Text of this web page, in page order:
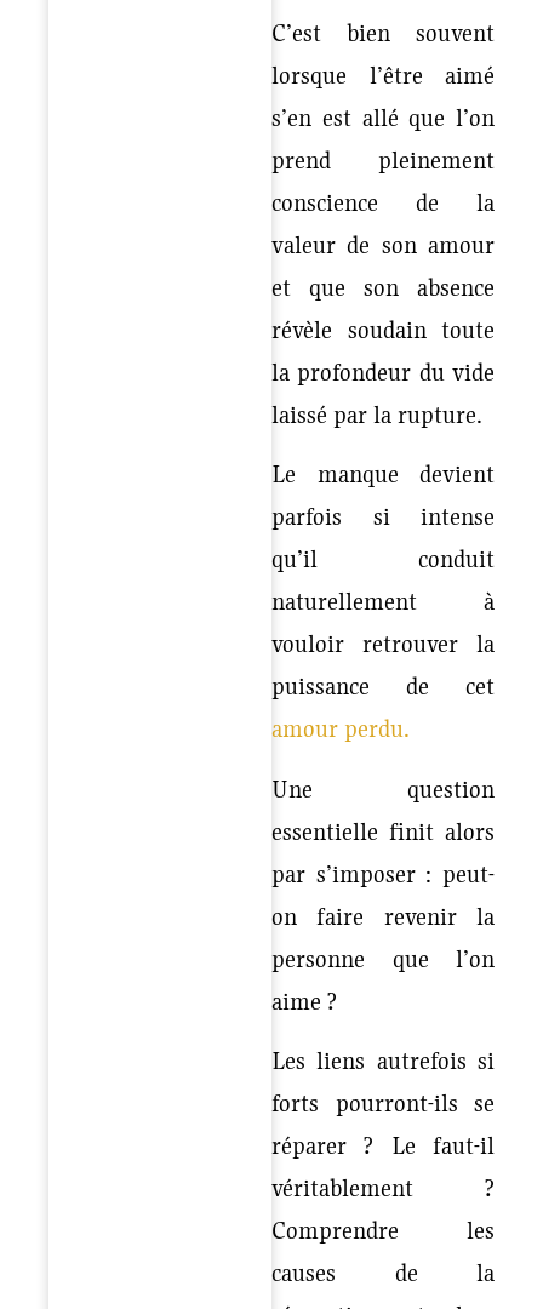
C’est bien souvent
lorsque l’être aimé
s’en est allé que l’on
prend pleinement
conscience de la
valeur de son amour
et que son absence
révèle soudain toute
la profondeur du vide
laissé par la rupture.
Le manque devient
parfois si intense
qu’il conduit
naturellement à
vouloir retrouver la
puissance de cet
amour perdu.
Une question
essentielle finit alors
par s’imposer : peut-
on faire revenir la
personne que l’on
aime ?
Les liens autrefois si
forts pourront-ils se
réparer ? Le faut-il
véritablement ?
Comprendre les
causes de la